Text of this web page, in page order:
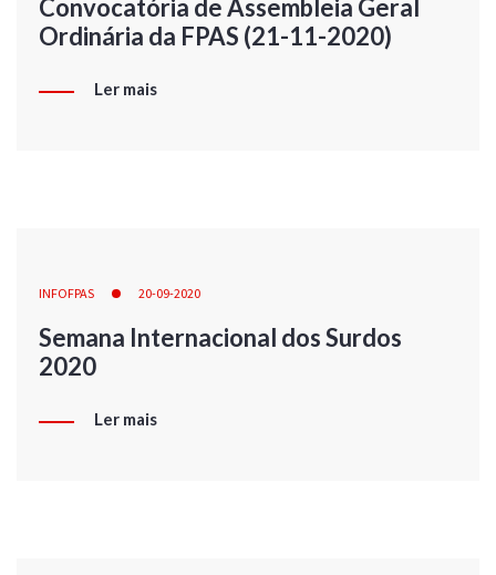
Convocatória de Assembleia Geral
Ordinária da FPAS (21-11-2020)
Ler mais
INFOFPAS 20-09-2020
Semana Internacional dos Surdos
2020
Ler mais